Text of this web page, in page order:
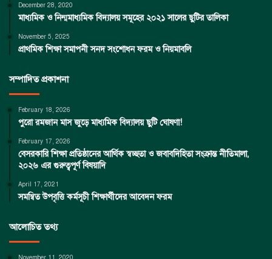
December 28, 2020
মাধ্যমিক ও নিন্মমাধ্যমিক বিদ্যালয় সমূহের ২০২১ সালের ছুটির তালিকা
November 5, 2025
প্রাথমিক শিক্ষা সমাপনী সনদ সংশোধন ফরম ও নিয়মাবলি
সম্পাদিত প্রকাশনা
February 18, 2026
পুরো রমজান মাস জুড়ে মাধ্যমিক বিদ্যালয় ছুটি ঘোষণা!
February 17, 2026
বেসরকারি শিক্ষা প্রতিষ্ঠানের আর্থিক স্বচ্ছতা ও জবাবদিহিতা সংক্রান্ত নীতিমালা,
২০২৬ এর গুরুত্বপূর্ণ বিষয়াদি
April 17, 2021
সমন্বিত উপবৃত্তি কর্মসূচী শিক্ষার্থীদের আবেদন ফরম
আলোচিত তথ্য
November 11, 2020